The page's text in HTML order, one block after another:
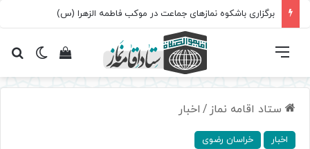
تغییرمشاهده فهرست
ستاد اقامه نماز / اخبار
اخبار خراسان رضوی